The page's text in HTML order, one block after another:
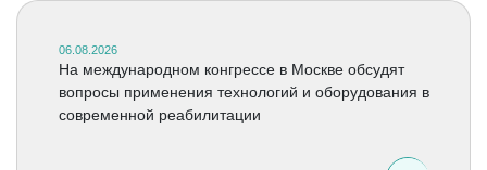
06.08.2026
На международном конгрессе в Москве обсудят
вопросы применения технологий и оборудования в
современной реабилитации